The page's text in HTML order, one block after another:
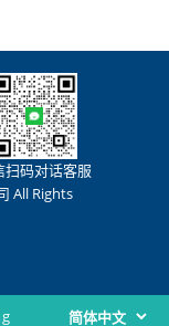
扫码对话客服
All Rights